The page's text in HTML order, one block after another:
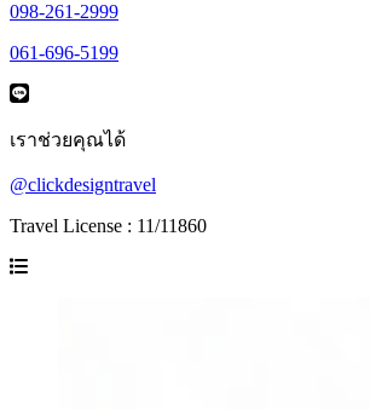
098-261-2999
061-696-5199
เราช่วยคุณได้
@clickdesigntravel
Travel License : 11/11860